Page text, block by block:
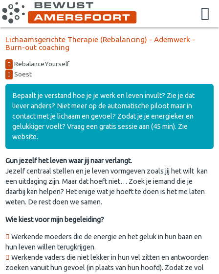
Lichaamsgerichte Therapie (Rebalancing) - Ademwerk -
Burn-out coaching
RebalanceYourself
Soest
Bepaalt je verstand hoe je je werk en leven invult? Zie je dat
liever anders? Niet meer op de automatische piloot maar in
contact met je lichaam en gevoel? Zodat je je energieker en
gelukkiger voelt? Vraag een gratis sessie aan (45 min). Zie
website.
Gun jezelf het leven waar jij naar verlangt.
Jezelf centraal stellen en je leven vormgeven zoals jíj het wilt kan
een uitdaging zijn. Maar dat hoeft niet… Zoek je iemand die je
daarbij kan helpen? Het enige wat je hoeft te doen is het me laten
weten. De rest doen we samen.
Wie kiest voor mijn begeleiding?
Werkende moeders die de energie en het geluk in hun baan en
hun leven willen terugkrijgen.
Werkende vaders die niet lekker in hun vel zitten en antwoorden
zoeken vanuit hun gevoel (in plaats van hun hoofd). Zodat ze vol